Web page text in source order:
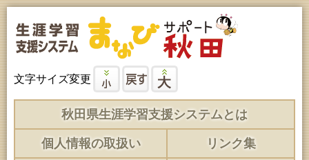
文字サイズ変更
秋田県生涯学習支援システムとは
個人情報の取扱い リンク集